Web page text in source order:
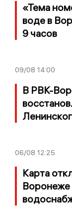
«Тема
воде в
9 часов
09/08 14:00
В РВК-
06/08 12:25
Карта
Воронеже